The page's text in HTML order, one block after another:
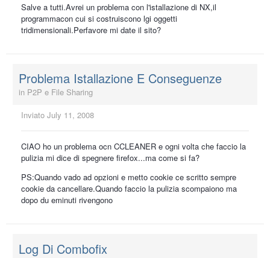
Salve a tutti.Avrei un problema con l'istallazione di NX,il
programmacon cui si costruiscono lgi oggetti
tridimensionali.Perfavore mi date il sito?
Problema Istallazione E Conseguenze
in P2P e File Sharing
Inviato July 11, 2008
CIAO ho un problema ocn CCLEANER e ogni volta che faccio la
pulizia mi dice di spegnere firefox...ma come si fa?
PS:Quando vado ad opzioni e metto cookie ce scritto sempre
cookie da cancellare.Quando faccio la pulizia scompaiono ma
dopo du eminuti rivengono
Log Di Combofix